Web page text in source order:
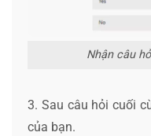
Nhận câu
3. Sau câu hỏi cuối
của bạn.